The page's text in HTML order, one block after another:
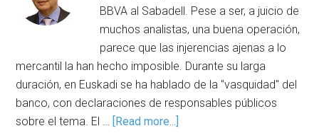
BBVA al Sabadell. Pese a ser, a juicio de
muchos analistas, una buena operación,
parece que las injerencias ajenas a lo
mercantil la han hecho imposible. Durante su larga
duración, en Euskadi se ha hablado de la "vasquidad" del
banco, con declaraciones de responsables públicos
sobre el tema. El … [Read more...]